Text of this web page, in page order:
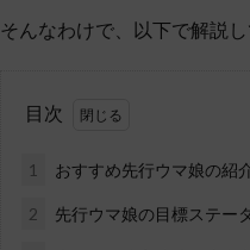
そんなわけで、以下で解説
目次
1 おすすめ先行ウマ娘の紹
2 先行ウマ娘の目標ステー